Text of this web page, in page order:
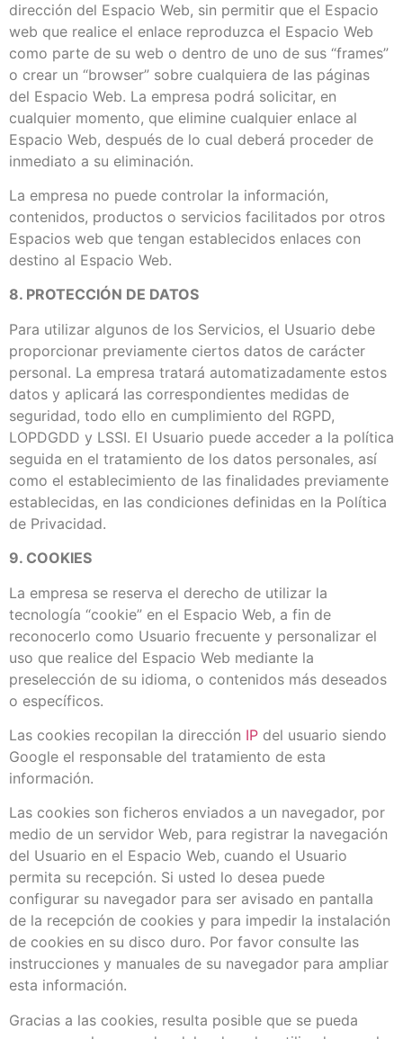
dirección del Espacio Web, sin permitir que el Espacio
web que realice el enlace reproduzca el Espacio Web
como parte de su web o dentro de uno de sus “frames”
o crear un “browser” sobre cualquiera de las páginas
del Espacio Web. La empresa podrá solicitar, en
cualquier momento, que elimine cualquier enlace al
Espacio Web, después de lo cual deberá proceder de
inmediato a su eliminación.
La empresa no puede controlar la información,
contenidos, productos o servicios facilitados por otros
Espacios web que tengan establecidos enlaces con
destino al Espacio Web.
8. PROTECCIÓN DE DATOS
Para utilizar algunos de los Servicios, el Usuario debe
proporcionar previamente ciertos datos de carácter
personal. La empresa tratará automatizadamente estos
datos y aplicará las correspondientes medidas de
seguridad, todo ello en cumplimiento del RGPD,
LOPDGDD y LSSI. El Usuario puede acceder a la política
seguida en el tratamiento de los datos personales, así
como el establecimiento de las finalidades previamente
establecidas, en las condiciones definidas en la Política
de Privacidad.
9. COOKIES
La empresa se reserva el derecho de utilizar la
tecnología “cookie” en el Espacio Web, a fin de
reconocerlo como Usuario frecuente y personalizar el
uso que realice del Espacio Web mediante la
preselección de su idioma, o contenidos más deseados
o específicos.
Las cookies recopilan la dirección IP del usuario siendo
Google el responsable del tratamiento de esta
información.
Las cookies son ficheros enviados a un navegador, por
medio de un servidor Web, para registrar la navegación
del Usuario en el Espacio Web, cuando el Usuario
permita su recepción. Si usted lo desea puede
configurar su navegador para ser avisado en pantalla
de la recepción de cookies y para impedir la instalación
de cookies en su disco duro. Por favor consulte las
instrucciones y manuales de su navegador para ampliar
esta información.
Gracias a las cookies, resulta posible que se pueda